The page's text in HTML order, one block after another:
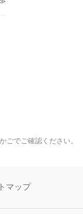
ごでご確認ください。
マップ